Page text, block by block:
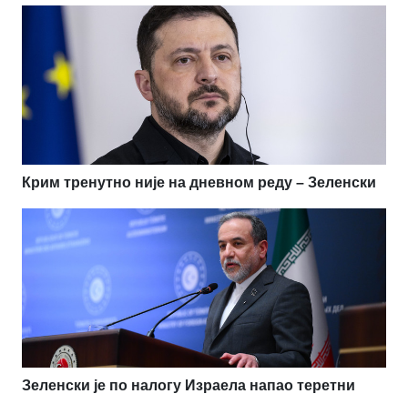
Крим тренутно није на дневном реду – Зеленски
Зеленски је по налогу Израела напао теретни